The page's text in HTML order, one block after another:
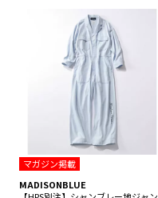
マガジン掲載
MADISONBLUE